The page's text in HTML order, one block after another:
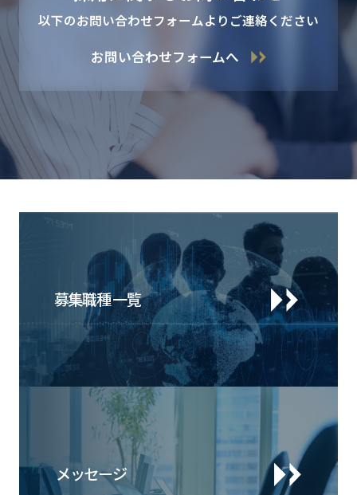
以下のお問い合わせフォームよりご連絡ください
お問い合わせフォームへ
募集職種 一覧
メッセージ